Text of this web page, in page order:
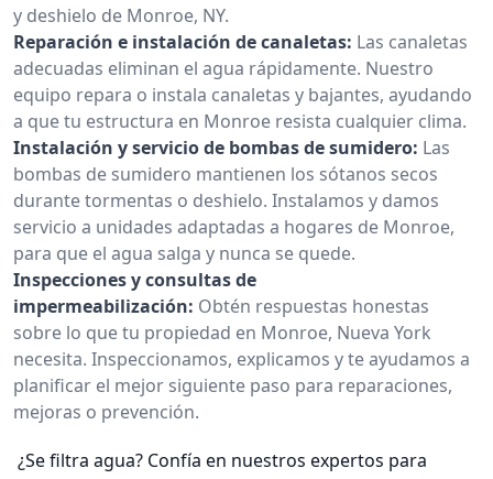
y deshielo de Monroe, NY.
Reparación e instalación de canaletas: Las canaletas
adecuadas eliminan el agua rápidamente. Nuestro
equipo repara o instala canaletas y bajantes, ayudando
a que tu estructura en Monroe resista cualquier clima.
Instalación y servicio de bombas de sumidero: Las
bombas de sumidero mantienen los sótanos secos
durante tormentas o deshielo. Instalamos y damos
servicio a unidades adaptadas a hogares de Monroe,
para que el agua salga y nunca se quede.
Inspecciones y consultas de
impermeabilización: Obtén respuestas honestas
sobre lo que tu propiedad en Monroe, Nueva York
necesita. Inspeccionamos, explicamos y te ayudamos a
planificar el mejor siguiente paso para reparaciones,
mejoras o prevención.
¿Se filtra agua? Confía en nuestros expertos para